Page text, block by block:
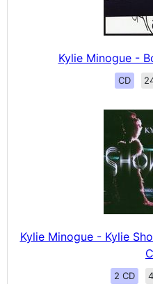
Kylie Minogue -
CD
Kylie Minogue - Kylie
2 CD